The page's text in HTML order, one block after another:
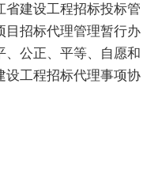
省建设工程招标投标管
目招标代理管理暂行办
、公正、平等、自愿和
设工程招标代理事项协